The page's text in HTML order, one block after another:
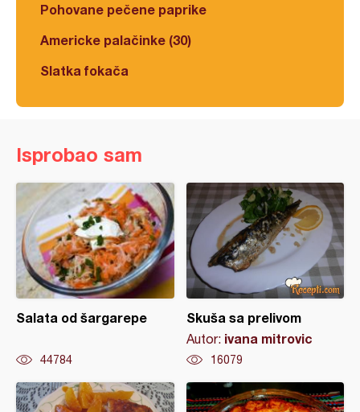
Pohovane pečene paprike
Americke palačinke (30)
Slatka fokača
Isprobao sam
Salata od šargarepe
44784
Skuša sa prelivom
Autor: ivana mitrovic
16079